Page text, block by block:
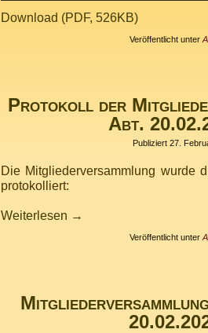
Download (PDF, 526KB)
Veröffentlicht unter
Protokoll der
Abt.
Publiziert 27.
Die Mitgliederversammlung wurde
protokolliert:
Weiterlesen →
Veröffentlicht unter